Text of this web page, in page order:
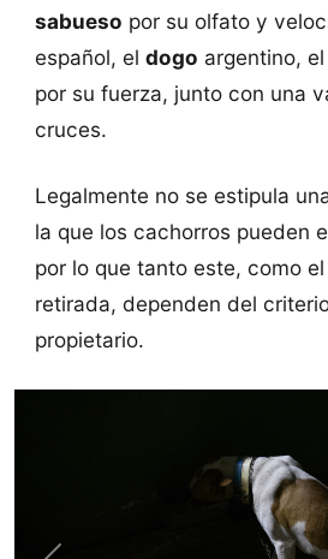
sabueso por su olfato y
español, el dogo argentino, el
por su fuerza, junto con una
cruces.
Legalmente no se estipula
la que los cachorros pueden
por lo que tanto este, como
retirada, dependen del
propietario.